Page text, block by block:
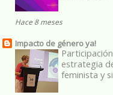
Hace 8 meses
Impacto de género ya!
estrategia
feminista y